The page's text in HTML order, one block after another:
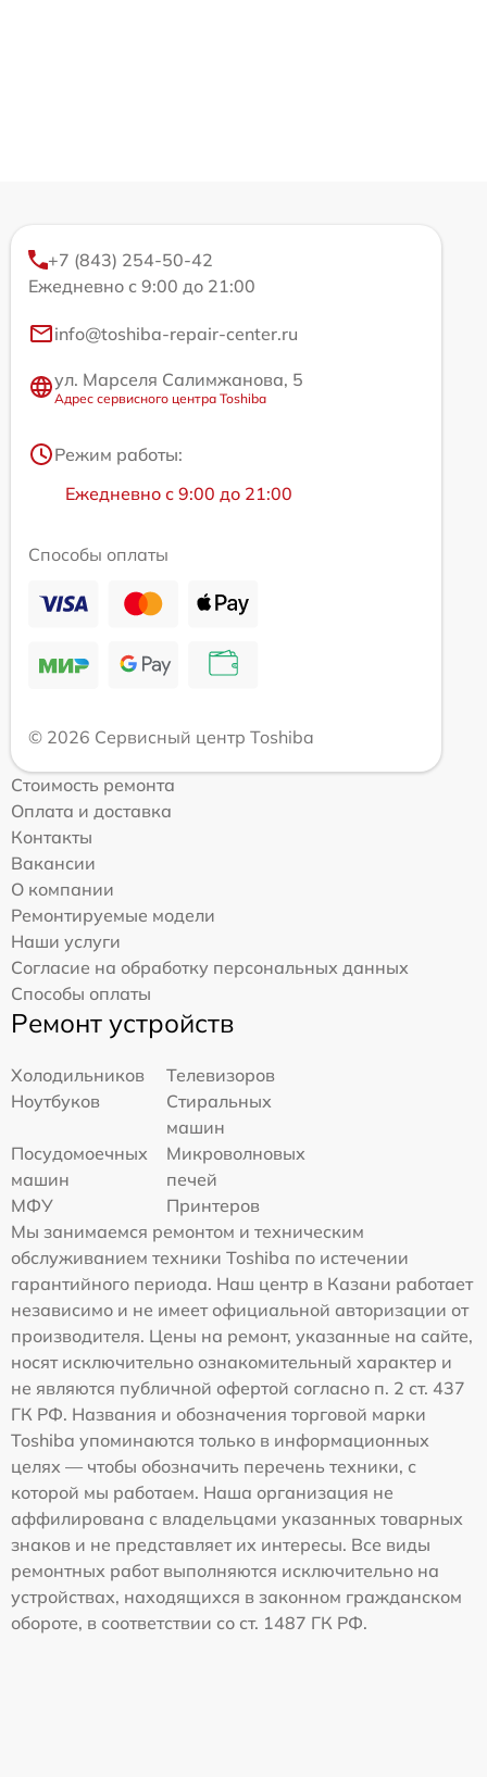
+7 (843) 254-50-42
Ежедневно с 9:00 до 21:00
info@toshiba-repair-center.ru
ул. Марселя Салимжанова, 5
Адрес сервисного центра Toshiba
Режим работы:
Ежедневно с 9:00 до 21:00
Способы оплаты
© 2026 Сервисный центр Toshiba
Стоимость ремонта
Оплата и доставка
Контакты
Вакансии
О компании
Ремонтируемые модели
Наши услуги
Согласие на обработку персональных данных
Способы оплаты
Ремонт устройств
Холодильников
Телевизоров
Ноутбуков
Стиральных
машин
Посудомоечных
машин
Микроволновых
печей
МФУ
Принтеров
Мы занимаемся ремонтом и техническим
обслуживанием техники Toshiba по истечении
гарантийного периода. Наш центр в Казани работает
независимо и не имеет официальной авторизации от
производителя. Цены на ремонт, указанные на сайте,
носят исключительно ознакомительный характер и
не являются публичной офертой согласно п. 2 ст. 437
ГК РФ. Названия и обозначения торговой марки
Toshiba упоминаются только в информационных
целях — чтобы обозначить перечень техники, с
которой мы работаем. Наша организация не
аффилирована с владельцами указанных товарных
знаков и не представляет их интересы. Все виды
ремонтных работ выполняются исключительно на
устройствах, находящихся в законном гражданском
обороте, в соответствии со ст. 1487 ГК РФ.